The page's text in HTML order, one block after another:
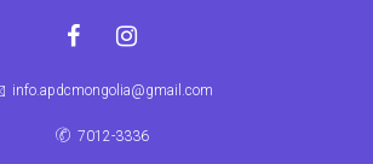
info.apdcmongolia@gmail.com
7012-3336